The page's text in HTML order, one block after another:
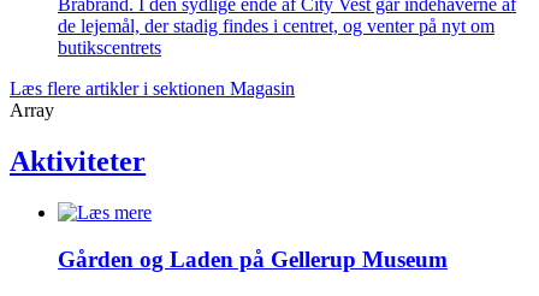
Brabrand. I den sydlige ende af City Vest går indehaverne af
de lejemål, der stadig findes i centret, og venter på nyt om
butikscentrets
Læs flere artikler i sektionen Magasin
Array
Aktiviteter
Gården og Laden på Gellerup Museum